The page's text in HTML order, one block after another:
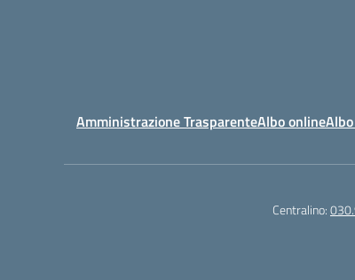
Amministrazione TrasparenteAlbo online
Centralino: